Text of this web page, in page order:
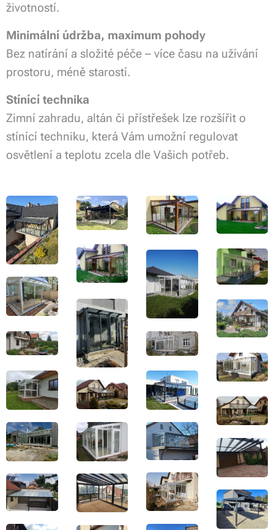
životností.
Minimální údržba, maximum pohody
Bez natírání a složité péče – více času na užívání
prostoru, méně starostí.
Stínící technika
Zimní zahradu, altán či přístřešek lze rozšířit o
stínící techniku, která Vám umožní regulovat
osvětlení a teplotu zcela dle Vašich potřeb.